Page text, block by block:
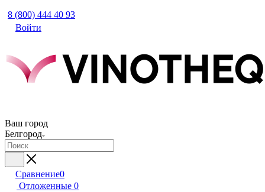
8 (800) 444 40 93
Войти
Ваш город
Белгород
Сравнение0
Отложенные 0